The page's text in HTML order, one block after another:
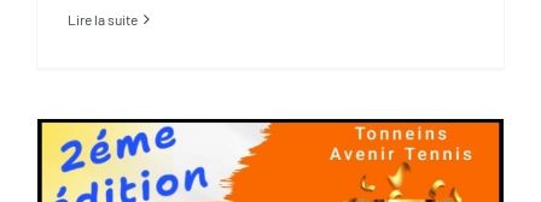
Lire la suite